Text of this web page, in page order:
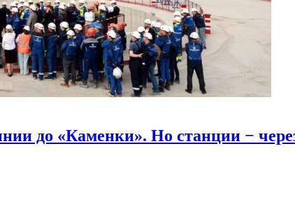
до «Каменки». Но станции −